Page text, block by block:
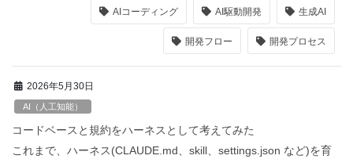
AIコーディング AI駆動開発 生成AI
開発フロー 開発プロセス
2026年5月30日
AI（人工知能）
コードベースと規約をハーネスとして考えてみた
これまで、ハーネス(CLAUDE.md、skill、settings.json など)を育